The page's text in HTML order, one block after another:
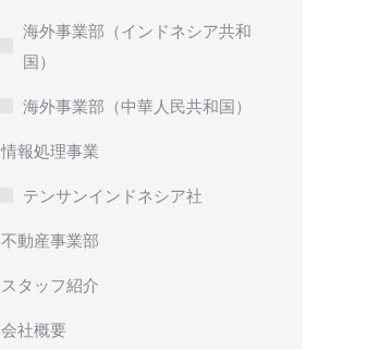
海外事業部（インドネシア共和
国）
海外事業部（中華人民共和国）
情報処理事業
テンサンインドネシア社
不動産事業部
スタッフ紹介
会社概要